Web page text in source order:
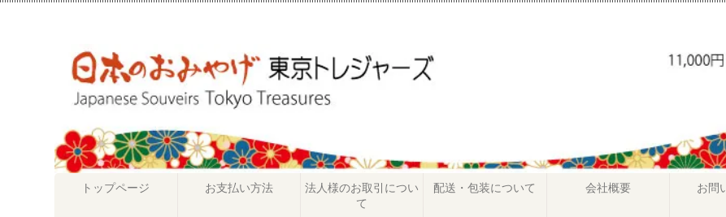
トップページ お支払い方法
法人様のお取引につい
て
配送・包装について 会社概要 お問